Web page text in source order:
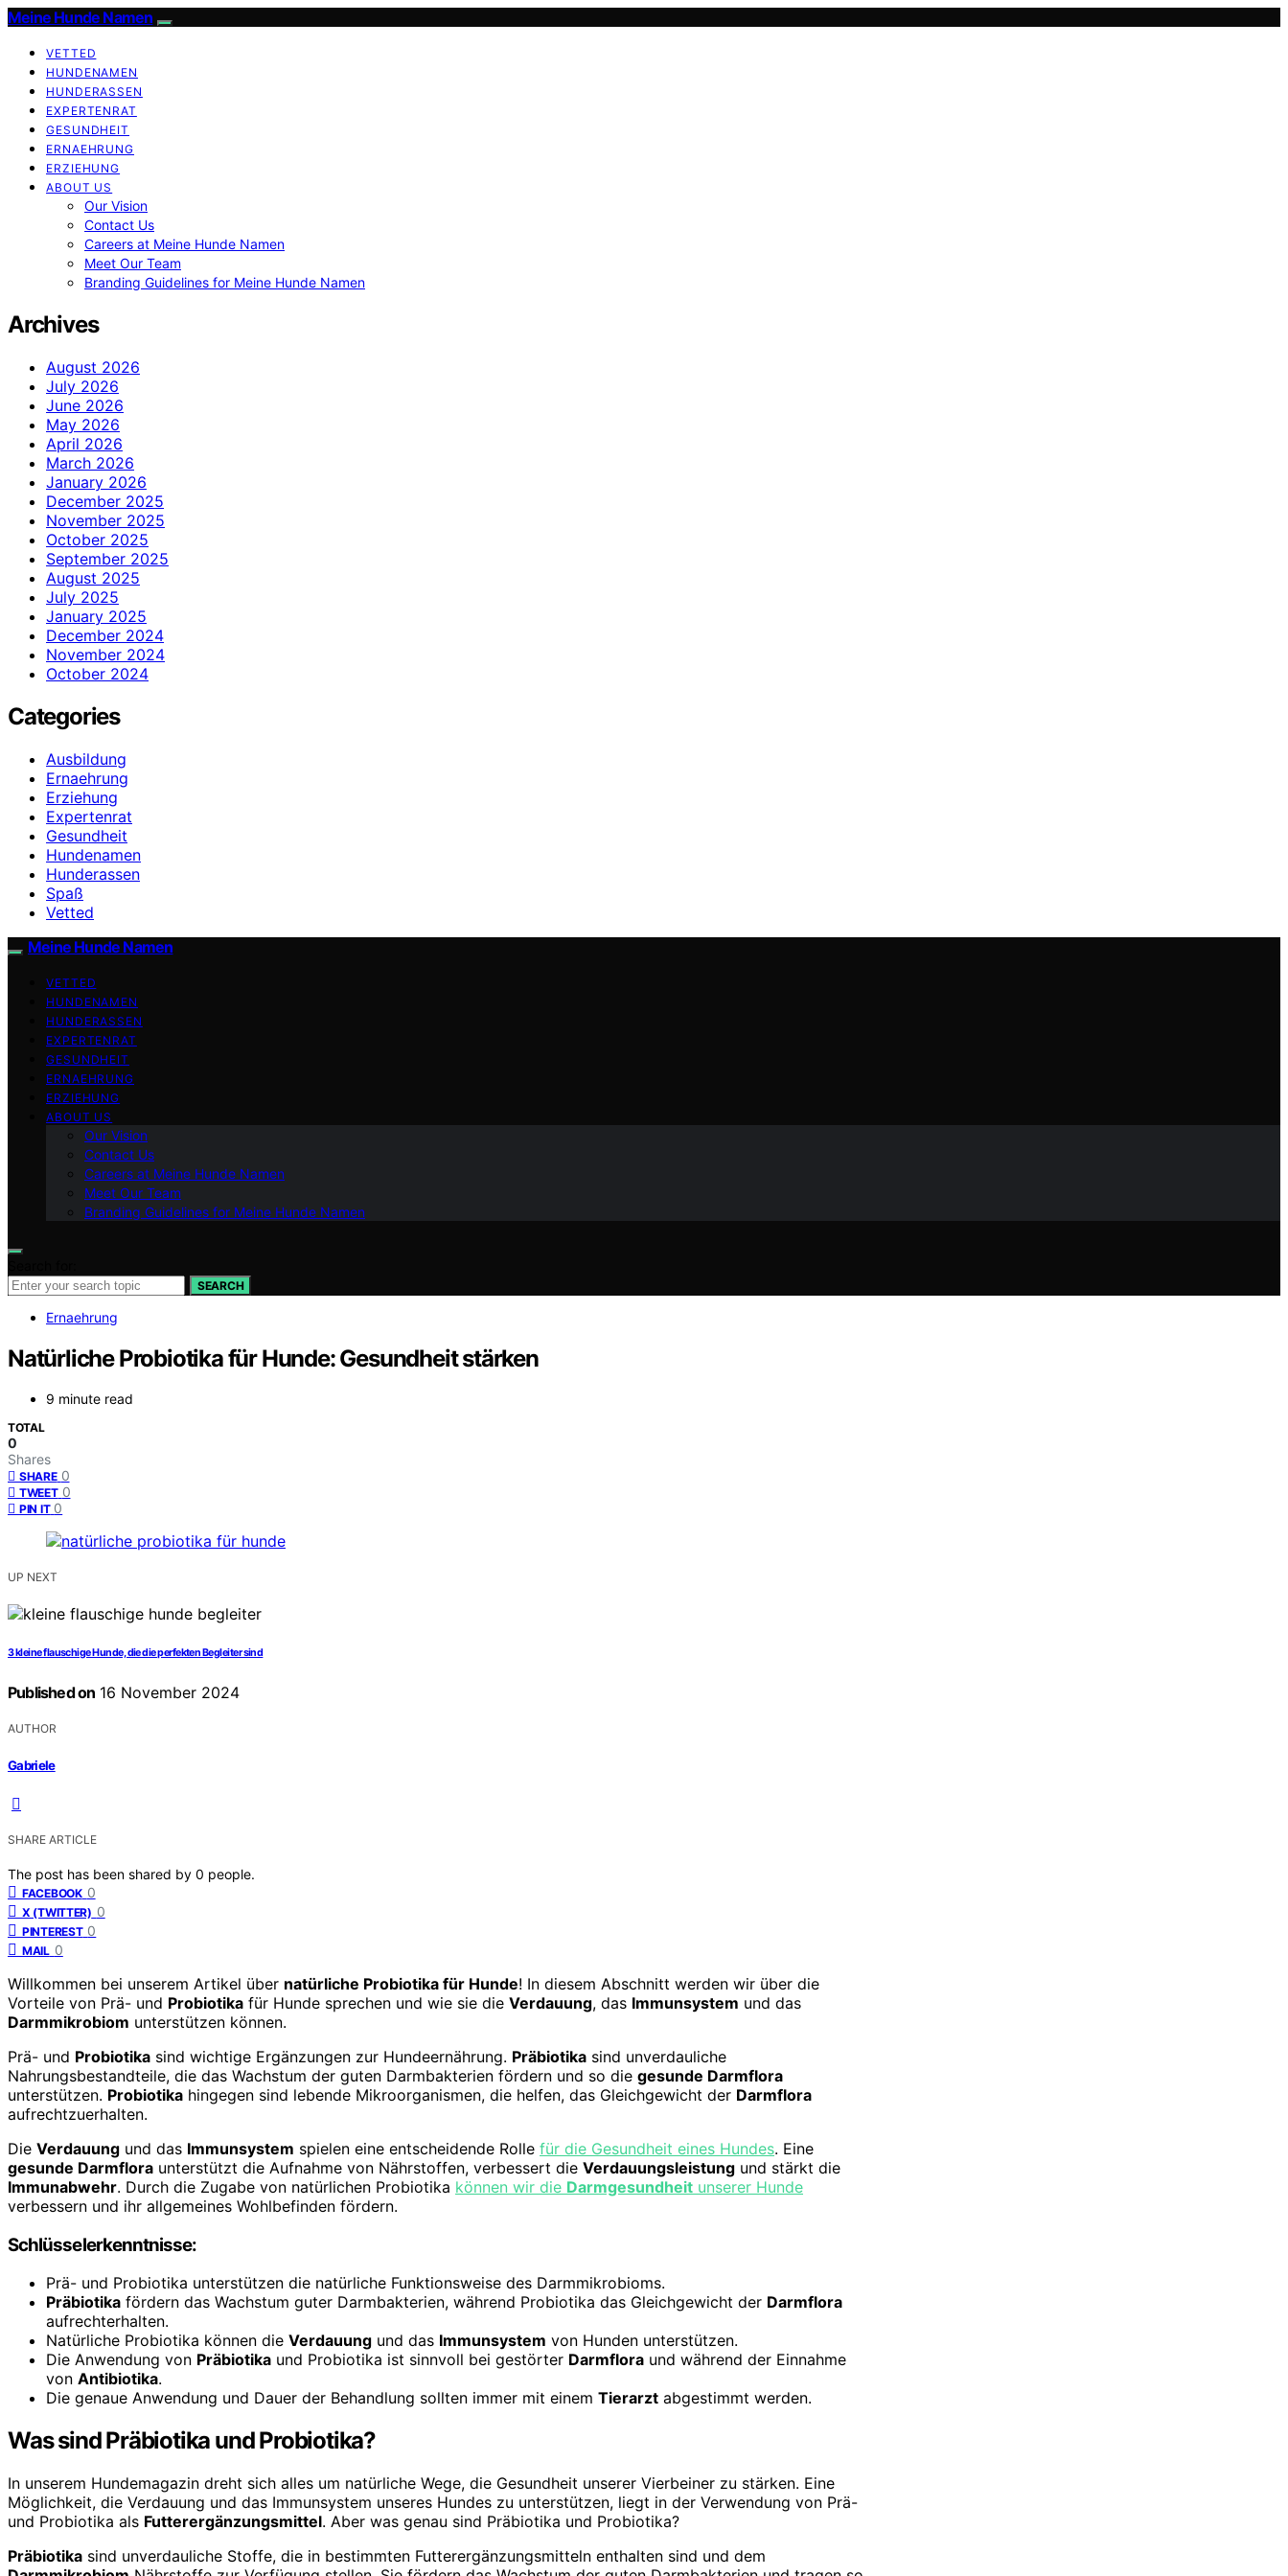
Meine Hunde Namen
VETTED
HUNDENAMEN
HUNDERASSEN
EXPERTENRAT
GESUNDHEIT
ERNAEHRUNG
ERZIEHUNG
ABOUT US
Our Vision
Contact Us
Careers at Meine Hunde Namen
Meet Our Team
Branding Guidelines for Meine Hunde Namen
Archives
August 2026
July 2026
June 2026
May 2026
April 2026
March 2026
January 2026
December 2025
November 2025
October 2025
September 2025
August 2025
July 2025
January 2025
December 2024
November 2024
October 2024
Categories
Ausbildung
Ernaehrung
Erziehung
Expertenrat
Gesundheit
Hundenamen
Hunderassen
Spaß
Vetted
Meine Hunde Namen
VETTED
HUNDENAMEN
HUNDERASSEN
EXPERTENRAT
GESUNDHEIT
ERNAEHRUNG
ERZIEHUNG
ABOUT US
Our Vision
Contact Us
Careers at Meine Hunde Namen
Meet Our Team
Branding Guidelines for Meine Hunde Namen
SEARCH
Ernaehrung
Natürliche Probiotika für Hunde: Gesundheit stärken
9 minute read
TOTAL
0
Shares
SHARE 0
TWEET 0
PIN IT 0
UP NEXT
3 kleine flauschige Hunde, die die perfekten Begleiter sind
Published on 16 November 2024
AUTHOR
Gabriele
SHARE ARTICLE
The post has been shared by 0 people.
FACEBOOK 0
X (TWITTER) 0
PINTEREST 0
MAIL 0
Willkommen bei unserem Artikel über natürliche Probiotika für Hunde! In diesem Abschnitt werden wir über die
Vorteile von Prä- und Probiotika für Hunde sprechen und wie sie die Verdauung, das Immunsystem und das
Darmmikrobiom unterstützen können.
Prä- und Probiotika sind wichtige Ergänzungen zur Hundeernährung. Präbiotika sind unverdauliche
Nahrungsbestandteile, die das Wachstum der guten Darmbakterien fördern und so die gesunde Darmflora
unterstützen. Probiotika hingegen sind lebende Mikroorganismen, die helfen, das Gleichgewicht der Darmflora
aufrechtzuerhalten.
Die Verdauung und das Immunsystem spielen eine entscheidende Rolle für die Gesundheit eines Hundes. Eine
gesunde Darmflora unterstützt die Aufnahme von Nährstoffen, verbessert die Verdauungsleistung und stärkt die
Immunabwehr. Durch die Zugabe von natürlichen Probiotika können wir die Darmgesundheit unserer Hunde
verbessern und ihr allgemeines Wohlbefinden fördern.
Schlüsselerkenntnisse:
Prä- und Probiotika unterstützen die natürliche Funktionsweise des Darmmikrobioms.
Präbiotika fördern das Wachstum guter Darmbakterien, während Probiotika das Gleichgewicht der Darmflora
aufrechterhalten.
Natürliche Probiotika können die Verdauung und das Immunsystem von Hunden unterstützen.
Die Anwendung von Präbiotika und Probiotika ist sinnvoll bei gestörter Darmflora und während der Einnahme
von Antibiotika.
Die genaue Anwendung und Dauer der Behandlung sollten immer mit einem Tierarzt abgestimmt werden.
Was sind Präbiotika und Probiotika?
In unserem Hundemagazin dreht sich alles um natürliche Wege, die Gesundheit unserer Vierbeiner zu stärken. Eine
Möglichkeit, die Verdauung und das Immunsystem unseres Hundes zu unterstützen, liegt in der Verwendung von Prä-
und Probiotika als Futterergänzungsmittel. Aber was genau sind Präbiotika und Probiotika?
Präbiotika sind unverdauliche Stoffe, die in bestimmten Futterergänzungsmitteln enthalten sind und dem